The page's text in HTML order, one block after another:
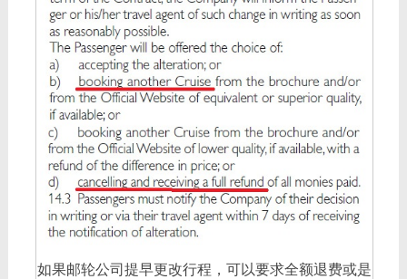
如果邮轮公司提早更改行程，可以要求全额退费或是